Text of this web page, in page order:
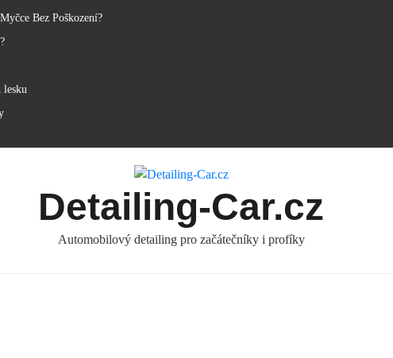
Bez Poškození?
lesku
Detailing-Car.cz
Automobilový detailing pro začátečníky i profíky